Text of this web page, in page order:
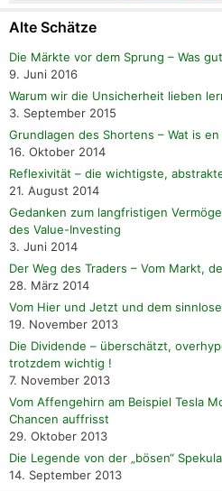
Alte Schätze
Die Märkte vor dem Sprung – Was
9. Juni 2016
Warum wir die Unsicherheit lieben
3. September 2015
Grundlagen des Shortens – Wat is en
16. Oktober 2014
Reflexivität – die wichtigste,
21. August 2014
Gedanken zum langfristigen
des Value-Investing
3. Juni 2014
Der Weg des Traders – Vom Markt,
28. März 2014
Vom Hier und Jetzt und dem
19. November 2013
Die Dividende – überschätzt,
trotzdem wichtig !
7. November 2013
Vom Affengehirn am Beispiel Tesla
Chancen auffrisst
29. Oktober 2013
Die Legende von der „bösen“
14. September 2013